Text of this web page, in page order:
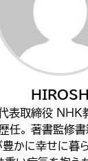
HIROSH
表取締役 NHK
任。 著書監修
豊かに幸せに暮